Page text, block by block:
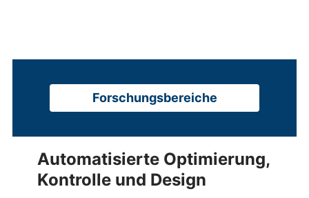
Forschungsbereiche
Automatisierte Optimierung,
Kontrolle und Design